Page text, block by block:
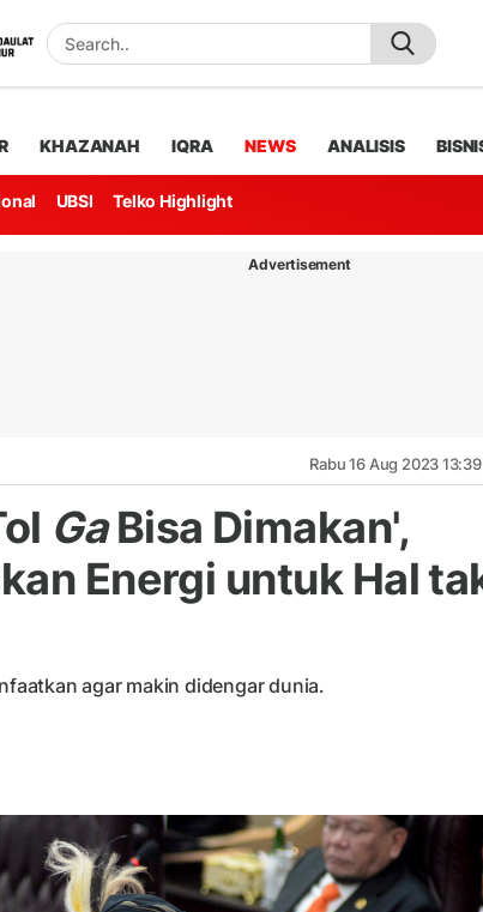
KHAZANAH IQRA NEWS ANALISIS
UBSI Telko Highlight
Advertisement
Rabu 16 Aug 2023
GaBisa Dimakan',
Energi untuk Hal
agar makin didengar dunia.